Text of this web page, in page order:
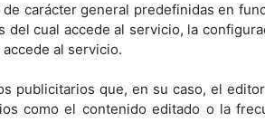
carácter general predefinidas en
cual accede al servicio, la
al servicio.
publicitarios que, en su caso, el
como el contenido editado o la